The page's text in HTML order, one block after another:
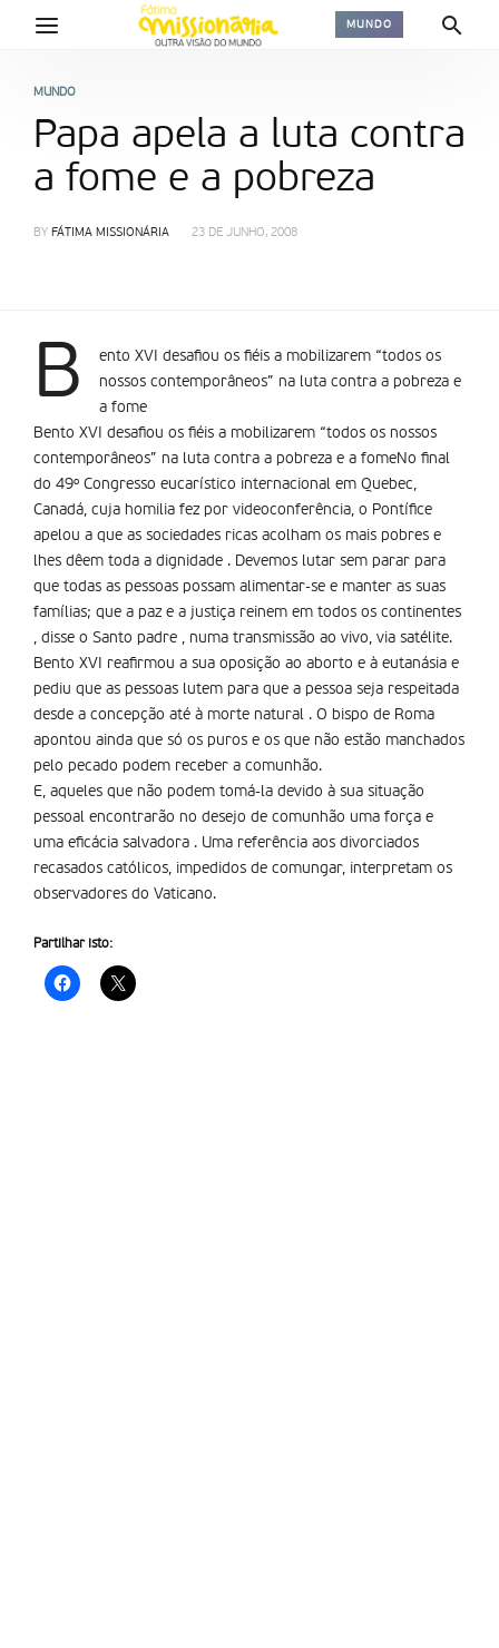
MUNDO
MUNDO
Papa apela a luta contra
a fome e a pobreza
BY FÁTIMA MISSIONÁRIA 23 DE JUNHO, 2008
B
ento XVI desafiou os fiéis a mobilizarem “todos os
nossos contemporâneos” na luta contra a pobreza e
a fome
Bento XVI desafiou os fiéis a mobilizarem “todos os nossos
contemporâneos” na luta contra a pobreza e a fomeNo final
do 49º Congresso eucarístico internacional em Quebec,
Canadá, cuja homilia fez por videoconferência, o Pontífice
apelou a que as sociedades ricas acolham os mais pobres e
lhes dêem toda a dignidade . Devemos lutar sem parar para
que todas as pessoas possam alimentar-se e manter as suas
famílias; que a paz e a justiça reinem em todos os continentes
, disse o Santo padre , numa transmissão ao vivo, via satélite.
Bento XVI reafirmou a sua oposição ao aborto e à eutanásia e
pediu que as pessoas lutem para que a pessoa seja respeitada
desde a concepção até à morte natural . O bispo de Roma
apontou ainda que só os puros e os que não estão manchados
pelo pecado podem receber a comunhão.
E, aqueles que não podem tomá-la devido à sua situação
pessoal encontrarão no desejo de comunhão uma força e
uma eficácia salvadora . Uma referência aos divorciados
recasados católicos, impedidos de comungar, interpretam os
observadores do Vaticano.
Partilhar isto: